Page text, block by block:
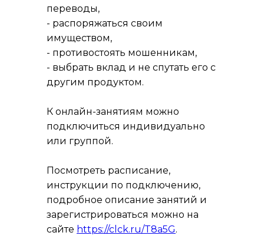
переводы,
- распоряжаться своим
имуществом,
- противостоять мошенникам,
- выбрать вклад и не спутать его с
другим продуктом.
К онлайн-занятиям можно
подключиться индивидуально
или группой.
Посмотреть расписание,
инструкции по подключению,
подробное описание занятий и
зарегистрироваться можно на
сайте https://clck.ru/T8a5G.